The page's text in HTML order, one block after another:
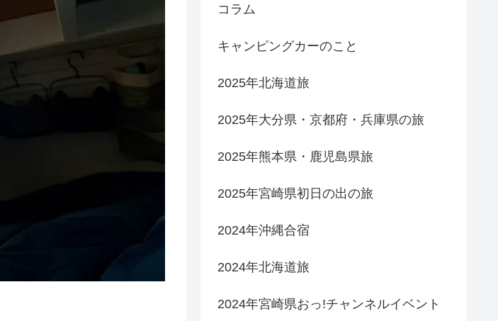
コラム
キャンピングカーのこと
2025年北海道旅
2025年大分県・京都府・兵庫県の旅
2025年熊本県・鹿児島県旅
2025年宮崎県初日の出の旅
2024年沖縄合宿
2024年北海道旅
2024年宮崎県おっ!チャンネルイベント